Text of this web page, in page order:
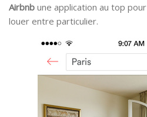
Airbnb une application au top
louer entre particulier.